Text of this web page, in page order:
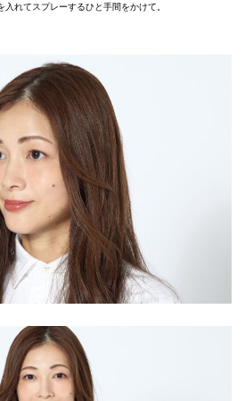
入れてスプレーするひと手間をかけて。